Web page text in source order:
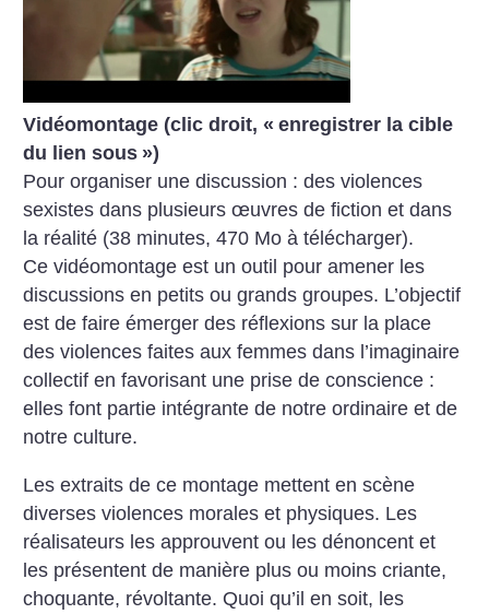
Vidéomontage (clic droit, « enregistrer la cible
du lien sous »)
Pour organiser une discussion : des violences
sexistes dans plusieurs œuvres de fiction et dans
la réalité (38 minutes, 470 Mo à télécharger).
Ce vidéomontage est un outil pour amener les
discussions en petits ou grands groupes. L’objectif
est de faire émerger des réflexions sur la place
des violences faites aux femmes dans l’imaginaire
collectif en favorisant une prise de conscience :
elles font partie intégrante de notre ordinaire et de
notre culture.
Les extraits de ce montage mettent en scène
diverses violences morales et physiques. Les
réalisateurs les approuvent ou les dénoncent et
les présentent de manière plus ou moins criante,
choquante, révoltante. Quoi qu’il en soit, les